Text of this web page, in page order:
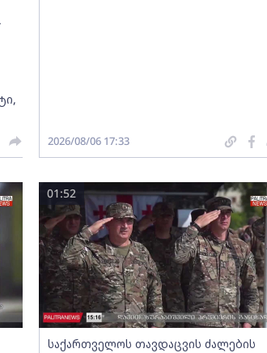
2026/08/06 17:33
საქართველოს თავდაცვის ძალების
01:52